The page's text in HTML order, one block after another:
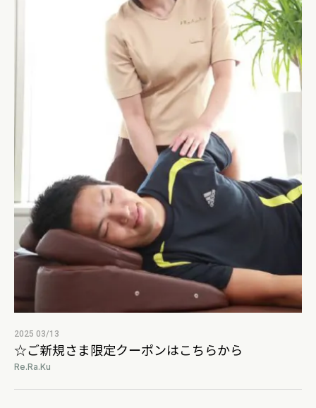
2025 03/13
☆ご新規さま限定クーポンはこちらから
Re.Ra.Ku